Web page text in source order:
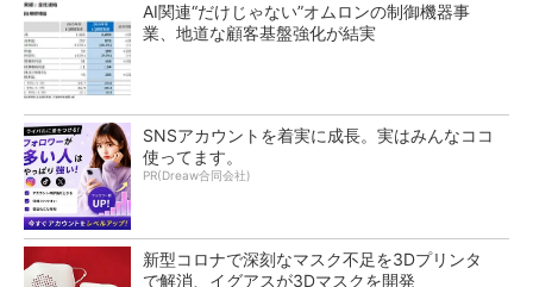
AI関連“だけじゃない”オムロンの制御機器事
業、地道な顧客基盤強化が結実
SNSアカウントを着実に成長。実はみんなココ
使ってます。
PR(Dreaw合同会社)
新型コロナで深刻なマスク不足を3Dプリンタ
で解消、イグアスが3Dマスクを開発